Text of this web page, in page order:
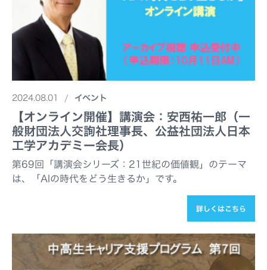
2024.08.01 イベント
【オンライン開催】講演会：安西祐一郎（一
般財団法人交詢社理事長、公益社団法人日本
工学アカデミー会長）
第69回「講演会シリーズ：21世紀の価値観」のテーマ
は、「AIの時代をどう生きるか」です。
詳しくはこちら